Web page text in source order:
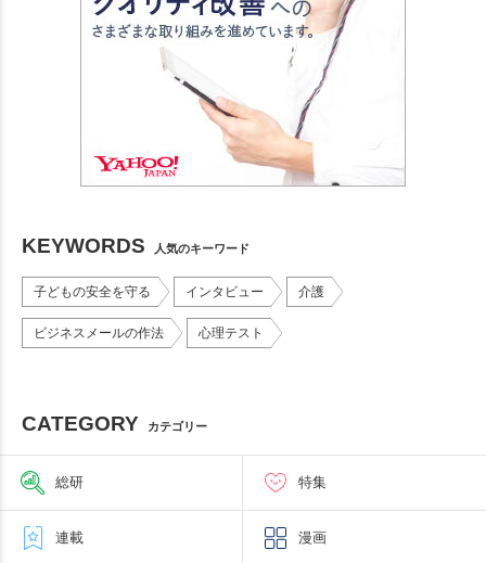
KEYWORDS 人気のキーワード
子どもの安全を守る インタビュー 介護
ビジネスメールの作法 心理テスト
CATEGORY カテゴリー
総研 特集
連載 漫画